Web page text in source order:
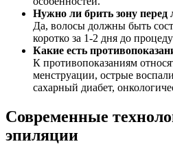
Нужно ли брить зону перед
Да, волосы должны быть
коротко за 1-2 дня до
Какие есть
К противопоказаниям
менструации, острые
сахарный диабет,
Современные
эпиляции